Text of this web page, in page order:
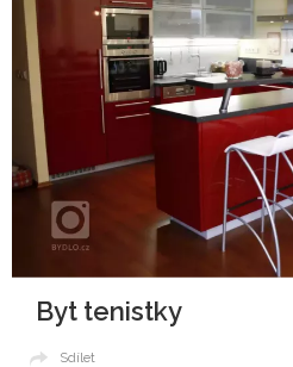
Byt tenistky
Sdílet